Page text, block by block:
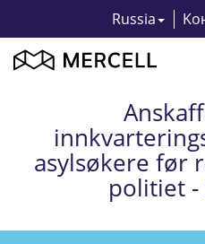
Russia
asylsøkere før
politiet -